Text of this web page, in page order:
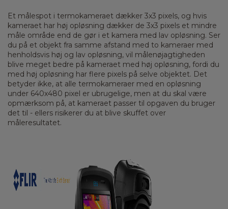
Et målespot i termokameraet dækker 3x3 pixels, og hvis
kameraet har høj opløsning dækker de 3x3 pixels et mindre
måle område end de gør i et kamera med lav opløsning. Ser
du på et objekt fra samme afstand med to kameraer med
henholdsvis høj og lav opløsning, vil målenøjagtigheden
blive meget bedre på kameraet med høj opløsning, fordi du
med høj opløsning har flere pixels på selve objektet. Det
betyder ikke, at alle termokameraer med en opløsning
under 640x480 pixel er ubrugelige, men at du skal være
opmærksom på, at kameraet passer til opgaven du bruger
det til - ellers risikerer du at blive skuffet over
måleresultatet.